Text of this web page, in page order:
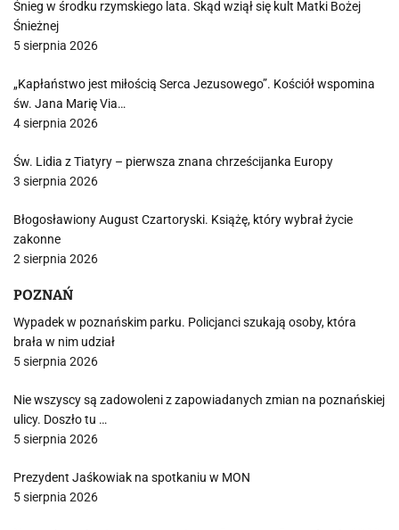
Śnieg w środku rzymskiego lata. Skąd wziął się kult Matki Bożej
Śnieżnej
5 sierpnia 2026
„Kapłaństwo jest miłością Serca Jezusowego”. Kościół wspomina
św. Jana Marię Via…
4 sierpnia 2026
Św. Lidia z Tiatyry – pierwsza znana chrześcijanka Europy
3 sierpnia 2026
Błogosławiony August Czartoryski. Książę, który wybrał życie
zakonne
2 sierpnia 2026
POZNAŃ
Wypadek w poznańskim parku. Policjanci szukają osoby, która
brała w nim udział
5 sierpnia 2026
Nie wszyscy są zadowoleni z zapowiadanych zmian na poznańskiej
ulicy. Doszło tu …
5 sierpnia 2026
Prezydent Jaśkowiak na spotkaniu w MON
5 sierpnia 2026